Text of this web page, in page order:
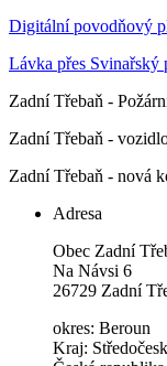
Digitální povodňový
Lávka přes Svinařský
Zadní Třebaň -
Zadní Třebaň -
Zadní Třebaň - nová
Adresa
Obec Zadní
Na Návsi 6
26729 Zadní
okres: Beroun
Kraj: